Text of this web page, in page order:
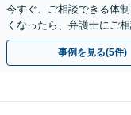
今すぐ、ご相談できる体
くなったら、弁護士にご
えします。弁護士直通
事例を見る(5件)